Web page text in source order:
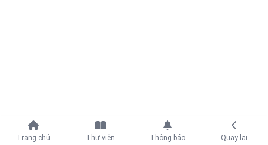
Tiếp tục với
Trang chủ Thư viện Thông báo Quay lại